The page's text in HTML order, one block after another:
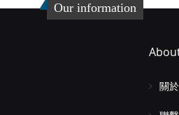
Our information
關